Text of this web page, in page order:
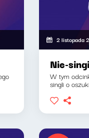
2 listopada
Nie-
W tym
singli o